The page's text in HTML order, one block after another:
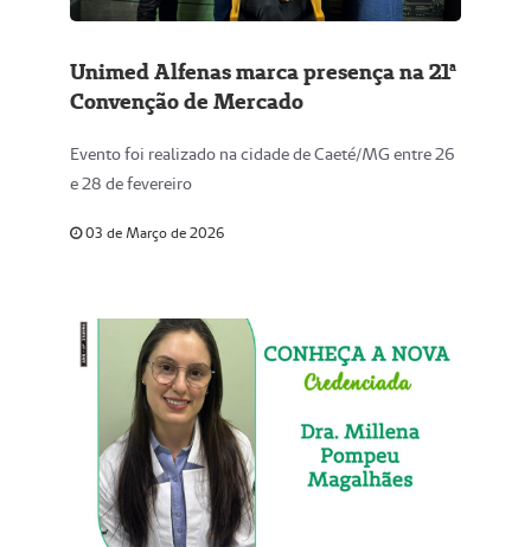
Unimed Alfenas marca presença na 21ª
Convenção de Mercado
Evento foi realizado na cidade de Caeté/MG entre 26
e 28 de fevereiro
03 de Março de 2026